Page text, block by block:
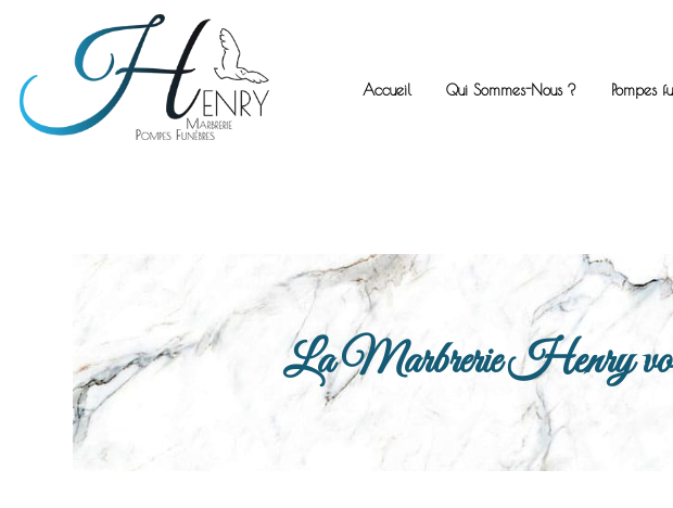
Accueil Qui Sommes-Nous ? Pompes
La Marbrerie Henry vous